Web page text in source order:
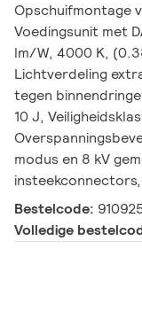
Opschuifmontage
Voedingsunit met
lm/W, 4000 K,
Lichtverdeling
tegen
10 J,
modus en 8 kV
Bestelcode:
Volledige